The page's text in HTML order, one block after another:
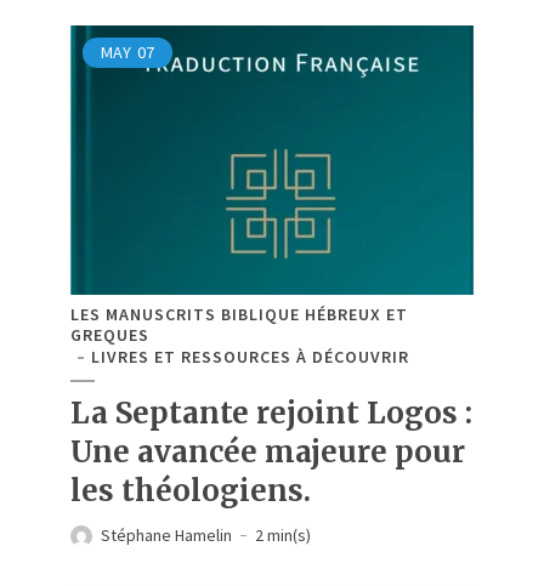
MAY 07
LES MANUSCRITS BIBLIQUE HÉBREUX ET
GREQUES
LIVRES ET RESSOURCES À DÉCOUVRIR
La Septante rejoint Logos :
Une avancée majeure pour
les théologiens.
Stéphane Hamelin 2 min(s)